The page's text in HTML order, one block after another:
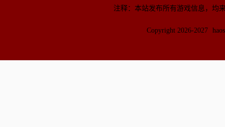
注释：本站发布所有游戏信息，均
Copyright 2026-2027